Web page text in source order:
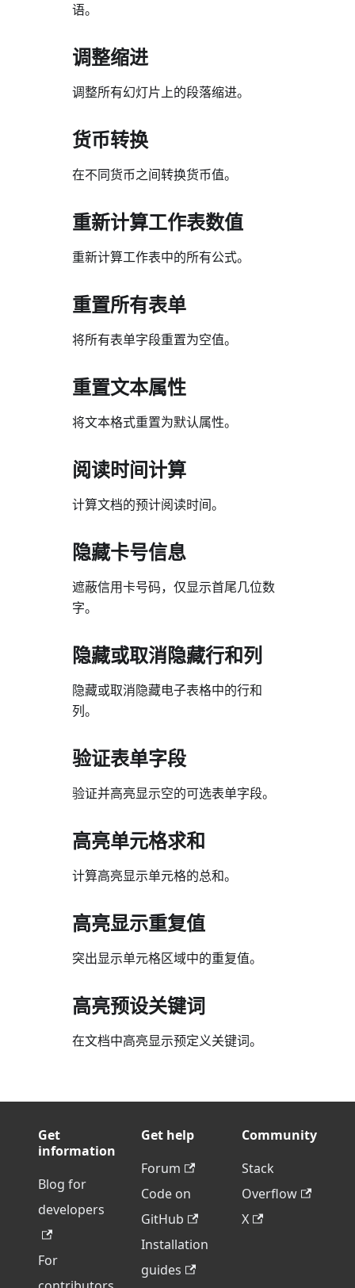
语。
调整缩进
调整所有幻灯片上的段落缩进。
货币转换
在不同货币之间转换货币值。
重新计算工作表数值
重新计算工作表中的所有公式。
重置所有表单
将所有表单字段重置为空值。
重置文本属性
将文本格式重置为默认属性。
阅读时间计算
计算文档的预计阅读时间。
隐藏卡号信息
遮蔽信用卡号码，仅显示首尾几位数
字。
隐藏或取消隐藏行和列
隐藏或取消隐藏电子表格中的行和
列。
验证表单字段
验证并高亮显示空的可选表单字段。
高亮单元格求和
计算高亮显示单元格的总和。
高亮显示重复值
突出显示单元格区域中的重复值。
高亮预设关键词
在文档中高亮显示预定义关键词。
Get
information
Blog for
developers
For
Get help
Forum
Code on
GitHub
Installation
guides
Community
Stack
Overflow
X